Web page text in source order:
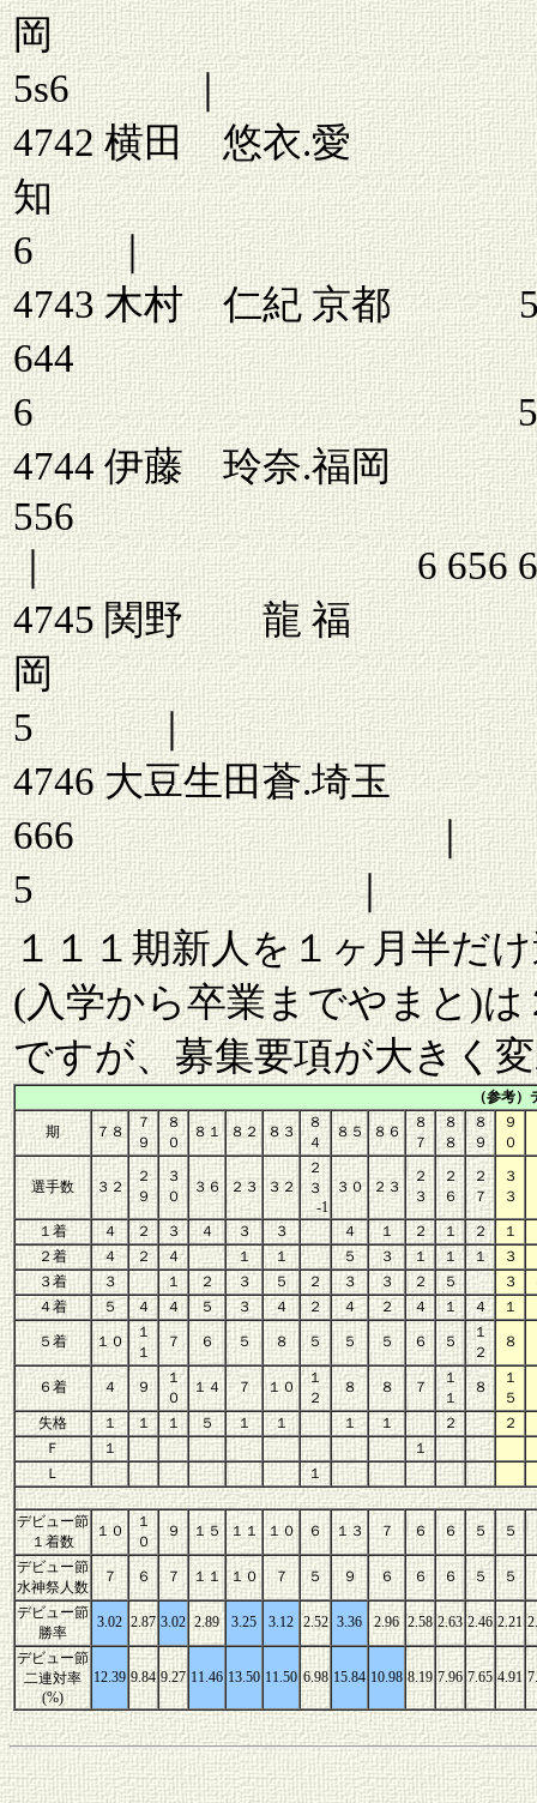
岡 6
5s6 ｜
4742 横田 悠衣.愛
知
6
4743 木村 仁紀 京都
644 46
6
4744 伊藤 玲奈.福
｜ 6 656
4745 関野 龍 福
岡
5 ｜
4746 大豆
666 ｜
5 ｜
１１１期新人を１ヶ月半だ
(入学から卒業までやまと)は
ですが、募集要項が大きく
（参考
期 ７８
７
９
８
０
８１ ８２ ８３
８
４
８５ ８６
８
７
８
８
８
９
９
０
選手数 ３２
２
９
３
０
３６ ２３ ３２
２
３
-1
３０ ２３
２
３
２
６
２
７
３
３
１着 ４ ２ ３ ４ ３ ３ ４ １ ２ １ ２
１
２着
４ ２ ４ １ １ ５ ３ １ １ １ ３
３着
３ １ ２ ３ ５ ２ ３ ３ ２ ５ ３
４着
５ ４ ４ ５ ３ ４ ２ ４ ２ ４ １ ４ １
５着 １０
１
１
７ ６ ５ ８ ５ ５ ５ ６ ５
１
２
８
６着 ４ ９
１
０
１４ ７ １０
１
２
８ ８ ７
１
１
８
１
５
失格
１ １ １ ５ １ １ １ １ ２
２
Ｆ
１
１
Ｌ
１
デビュー節
１着数
１０
１
０
９ １５ １１ １０ ６ １３ ７ ６ ６ ５ ５
デビュー節
水神祭人数
７ ６ ７ １１ １０ ７ ５ ９ ６ ６ ６ ５ ５
デビュー節
勝率
3.02 2.87 3.02 2.89 3.25 3.12 2.52 3.36 2.96 2.58 2.63 2.46 2.21
デビュー節
二連対率
(%)
12.39 9.84 9.27 11.46 13.50 11.50 6.98 15.84 10.98 8.19 7.96 7.65 4.91